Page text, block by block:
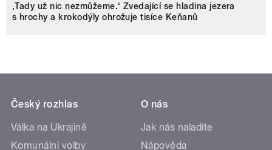
‚Tady už nic nezmůžeme.‘ Zvedající se hladina jezera
s hrochy a krokodýly ohrožuje tisíce Keňanů
Český rozhlas
Válka na Ukrajině
Komunální volby
O nás
Jak nás naladíte
Nápověda